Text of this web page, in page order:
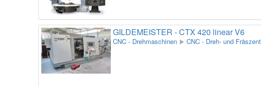
GILDEMEISTER - CTX 420 linear V6
CNC - Drehmaschinen CNC - Dreh- und